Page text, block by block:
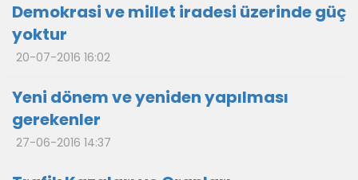
Demokrasi ve millet iradesi üzerinde güç
yoktur
20-07-2016 16:02
Yeni dönem ve yeniden yapılması
gerekenler
27-06-2016 14:37